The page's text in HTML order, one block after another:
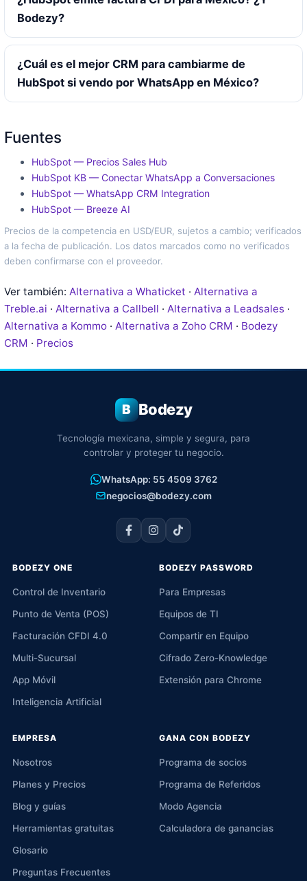
Bodezy?
¿Cuál es el mejor CRM para cambiarme de
HubSpot si vendo por WhatsApp en México?
Fuentes
HubSpot — Precios Sales Hub
HubSpot KB — Conectar WhatsApp a Conversaciones
HubSpot — WhatsApp CRM Integration
HubSpot — Breeze AI
Precios de la competencia en USD/EUR, sujetos a cambio; verificados
a la fecha de publicación. Los datos marcados como no verificados
deben confirmarse con el proveedor.
Ver también: Alternativa a Whaticket · Alternativa a
Treble.ai · Alternativa a Callbell · Alternativa a Leadsales ·
Alternativa a Kommo · Alternativa a Zoho CRM · Bodezy
CRM · Precios
B Bodezy
Tecnología mexicana, simple y segura, para
controlar y proteger tu negocio.
WhatsApp: 55 4509 3762
negocios@bodezy.com
BODEZY ONE
Control de Inventario
Punto de Venta (POS)
Facturación CFDI 4.0
Multi-Sucursal
App Móvil
Inteligencia Artificial
BODEZY PASSWORD
Para Empresas
Equipos de TI
Compartir en Equipo
Cifrado Zero-Knowledge
Extensión para Chrome
EMPRESA
Nosotros
Planes y Precios
Blog y guías
Herramientas gratuitas
Glosario
Preguntas Frecuentes
GANA CON BODEZY
Programa de socios
Programa de Referidos
Modo Agencia
Calculadora de ganancias